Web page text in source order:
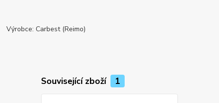
Výrobce: Carbest (Reimo)
Související zboží 1